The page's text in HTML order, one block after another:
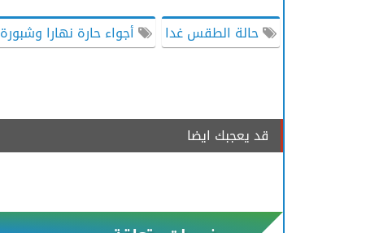
حالة الطقس غدا
أجواء حارة نهارا وشبورة
قد يعجبك ايضا